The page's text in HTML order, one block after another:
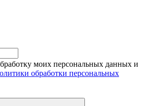
моих персональных данных и
обработки персональных